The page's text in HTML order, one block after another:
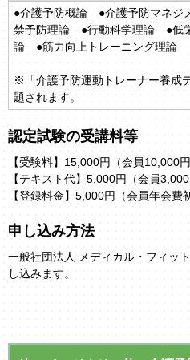
●介護予防概論 ●介護予防マネ
禁予防理論 ●行動科学理論 ●低
論 ●筋力向上トレーニング理論
※「介護予防運動トレーナー養成
題されます。
認定試験の受講料等
【受験料】15,000円（会員10,000円
【テキスト代】5,000円（会員3,000
【登録料金】5,000円（会員年会費
申し込み方法
一般社団法人 メディカル・フィッ
し込みます。